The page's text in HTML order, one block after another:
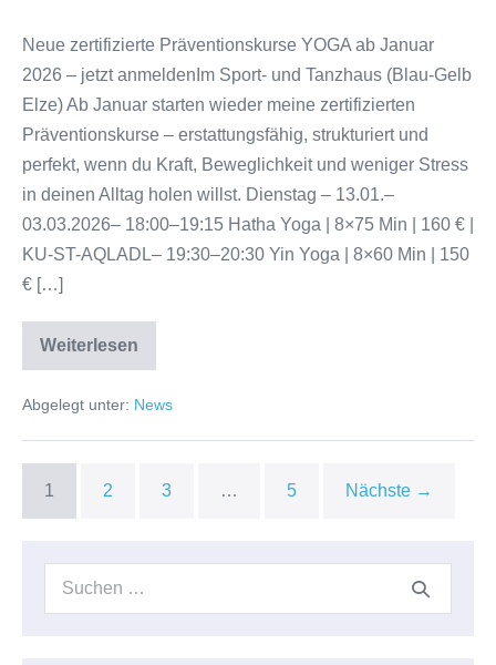
Präventionskurse
YOGA
ab
Januar
2026
Neue zertifizierte Präventionskurse YOGA ab Januar
2026 – jetzt anmeldenIm Sport- und Tanzhaus (Blau-Gelb
Elze) Ab Januar starten wieder meine zertifizierten
Präventionskurse – erstattungsfähig, strukturiert und
perfekt, wenn du Kraft, Beweglichkeit und weniger Stress
in deinen Alltag holen willst. Dienstag – 13.01.–
03.03.2026– 18:00–19:15 Hatha Yoga | 8×75 Min | 160 € |
KU-ST-AQLADL– 19:30–20:30 Yin Yoga | 8×60 Min | 150
€ […]
Weiterlesen
Neue
zertifizierte
YOGA
Januar
Abgelegt unter: News
1 2 3 … 5 Nächste →
Suchen